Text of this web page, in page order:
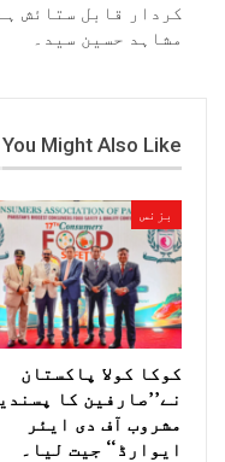
کردار قابل ستائش
مشاہد حسین سید۔
You Might Also Like
بزنس
کوکا کولا پاکستان
نے’’صارفین کا
مشروب آف دی ایئر
ایوارڈ‘‘ جیت لیا۔